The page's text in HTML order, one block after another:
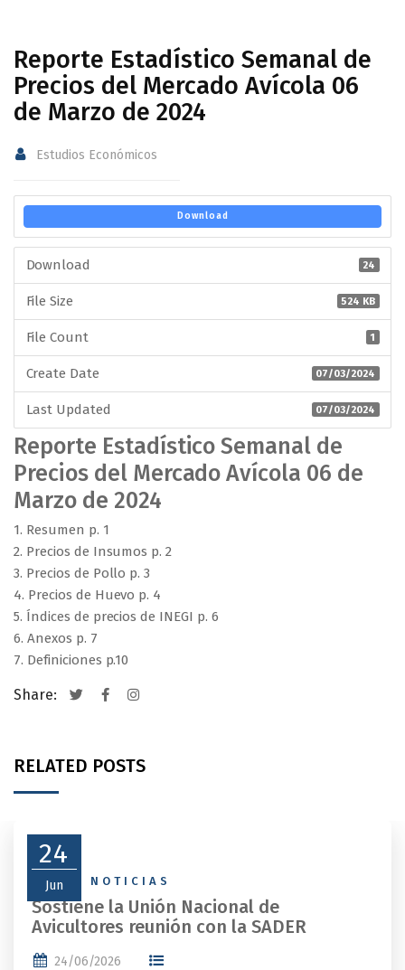
Reporte Estadístico Semanal de
Precios del Mercado Avícola 06
de Marzo de 2024
Estudios Económicos
Download
Download 24
File Size 524 KB
File Count 1
Create Date 07/03/2024
Last Updated 07/03/2024
Reporte Estadístico Semanal de
Precios del Mercado Avícola 06 de
Marzo de 2024
1. Resumen p. 1
2. Precios de Insumos p. 2
3. Precios de Pollo p. 3
4. Precios de Huevo p. 4
5. Índices de precios de INEGI p. 6
6. Anexos p. 7
7. Definiciones p.10
Share:
RELATED POSTS
24
Jun
NEWS NOTICIAS
Sostiene la Unión Nacional de
Avicultores reunión con la SADER
24/06/2026